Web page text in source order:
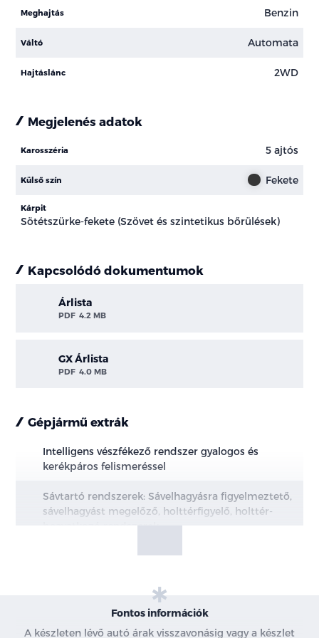
Meghajtás Benzin
Váltó Automata
Hajtáslánc 2WD
Megjelenés adatok
Karosszéria 5 ajtós
Külső szín Fekete
Kárpit
Sötétszürke-fekete (Szövet és szintetikus bőrülések)
Kapcsolódó dokumentumok
Árlista
PDF 4.2 MB
GX Árlista
PDF 4.0 MB
Gépjármű extrák
Intelligens vészfékező rendszer gyalogos és
kerékpáros felismeréssel
Sávtartó rendszerek: Sávelhagyásra figyelmeztető,
sávelhagyást megelőző, holttérfigyelő, holttér-
beavatkozó rendszerek
Intelligens sebességasszisztens
Intelligens sebességtartó automatika (ICC)
Közúti jelzések felismerése
Fontos információk
A készleten lévő autó árak visszavonásig vagy a készlet